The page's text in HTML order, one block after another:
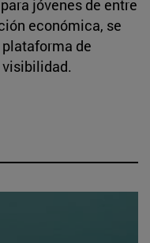
jóvenes de entre
económica, se
de